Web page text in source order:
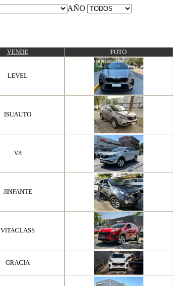
AÑO
VENDE FOTO
LEVEL
ISUAUTO
V8
JINFANTE
VITACLASS
GRACIA